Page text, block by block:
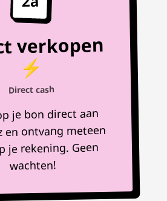
verkopen
⚡
Direct cash
je bon direct aan
en ontvang meteen
je rekening. Geen
wachten!